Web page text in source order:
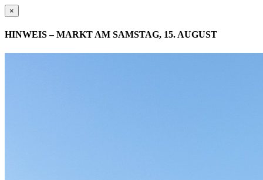
×
HINWEIS – MARKT AM SAMSTAG, 15. AUGUST